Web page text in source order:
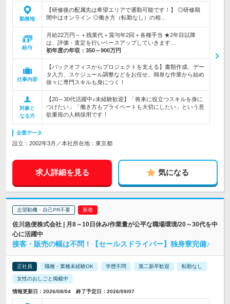
勤務地
【研修後の配属先は希望エリアで通勤可能です！】 ◎研修期
間中はオンライン ◎働き方（転勤なし）の相…
給与
月給22万円～＋残業代＋賞与年2回＋各種手当 ★2年目以降
は、評価・査定を行いベースアップしていきます…
初年度の年収： 350～900万円
仕事内容
【バックオフィスからプロジェクトを支える】書類作成、デー
タ入力、スケジュール調整などをお任せ。簡単な作業から始め
徐々に専門スキルも身につく！
対象と
なる方
【20～30代活躍中♪未経験歓迎】「将来に役立つスキルを身に
つけたい」「働き方もプライベートも大切にしたい」という意
欲重視の人柄採用です！
企業データ
設立：2002年3月／本社所在地：東京都
求人詳細を見る 気になる
志望動機・自己PR不要
佐川急便株式会社 | 月8～10日休み/作業量が公平な職場環境/20～30代を中
心に活躍中
接客・販売の幅は不問！【セールスドライバー】独身寮完備♪
正社員 職種・業種未経験OK 学歴不問 第二新卒歓迎 転勤なし
女性のおしごと掲載中
情報更新日：2026/08/04 終了予定日：2026/09/07